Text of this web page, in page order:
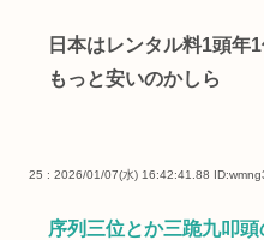
日本はレンタル料1頭年
もっと安いのかしら
25 : 2026/01/07(水) 16:42:41.88
序列三位とか三跪九叩